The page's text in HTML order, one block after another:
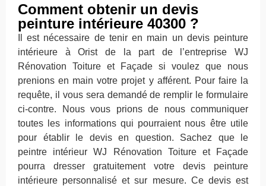
Comment obtenir un devis
peinture intérieure 40300 ?
Il est nécessaire de tenir en main un devis peinture
intérieure à Orist de la part de l’entreprise WJ
Rénovation Toiture et Façade si voulez que nous
prenions en main votre projet y afférent. Pour faire la
requête, il vous sera demandé de remplir le formulaire
ci-contre. Nous vous prions de nous communiquer
toutes les informations qui pourraient nous être utile
pour établir le devis en question. Sachez que le
peintre intérieur WJ Rénovation Toiture et Façade
pourra dresser gratuitement votre devis peinture
intérieure personnalisé et sur mesure. Ce devis est